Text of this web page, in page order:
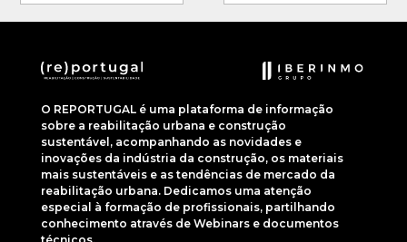
O REPORTUGAL é uma plataforma de informação
sobre a reabilitação urbana e construção
sustentável, acompanhando as novidades e
inovações da indústria da construção, os materiais
mais sustentáveis e as tendências de mercado da
reabilitação urbana. Dedicamos uma atenção
especial à formação de profissionais, partilhando
conhecimento através de Webinars e documentos